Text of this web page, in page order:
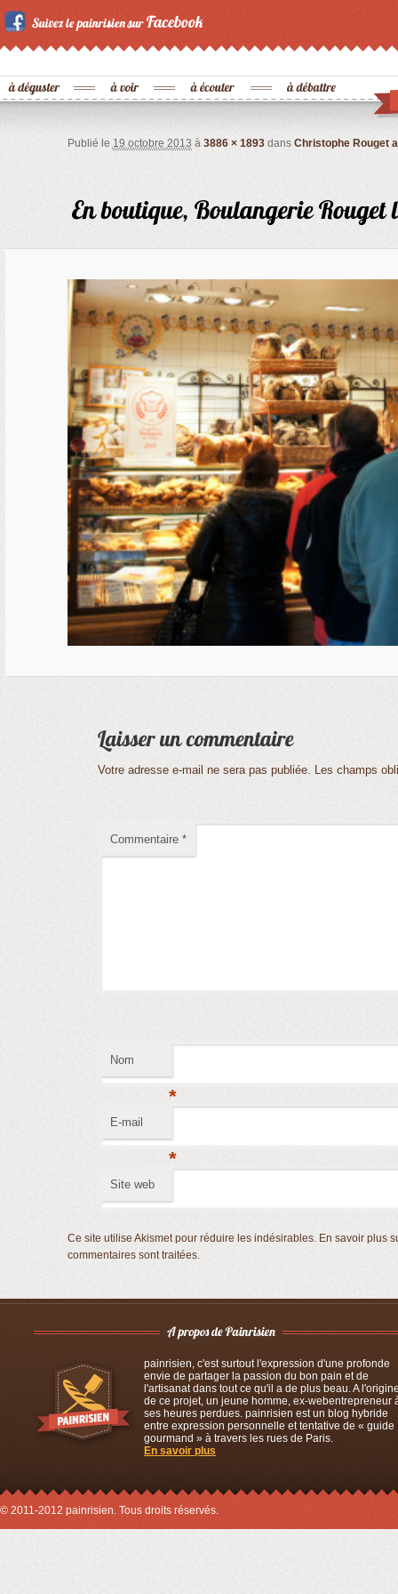
Publié le 19 octobre 2013 à 3886 × 1893dans Christophe Rouget
Votre adresse e-mail ne sera pas publiée. Les champs
Commentaire*
Nom
*
E-mail
*
Site web
Ce site utilise Akismet pour réduire les indésirables. En savoir plus
commentaires sont traitées.
painrisien, c'est surtout l'expression d'une profonde
envie de partager la passion du bon pain et de
l'artisanat dans tout ce qu'il a de plus beau. A
de ce projet, un jeune homme, ex-webentrepreneur
ses heures perdues. painrisien est un blog hybride
entre expression personnelle et tentative de « guide
gourmand » à travers les rues de Paris.
En savoir plus
© 2011-2012 painrisien. Tous droits réservés.